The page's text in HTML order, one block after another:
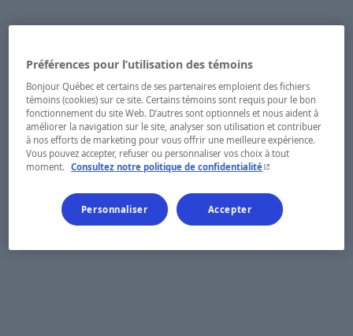
Préférences pour l’utilisation des témoins
Bonjour Québec et certains de ses partenaires emploient des fichiers
témoins (cookies) sur ce site. Certains témoins sont requis pour le bon
fonctionnement du site Web. D’autres sont optionnels et nous aident à
améliorer la navigation sur le site, analyser son utilisation et contribuer
à nos efforts de marketing pour vous offrir une meilleure expérience.
Vous pouvez accepter, refuser ou personnaliser vos choix à tout
moment. Consultez notre politique de confidentialité- Cet hyperlien
Personnaliser Accepter